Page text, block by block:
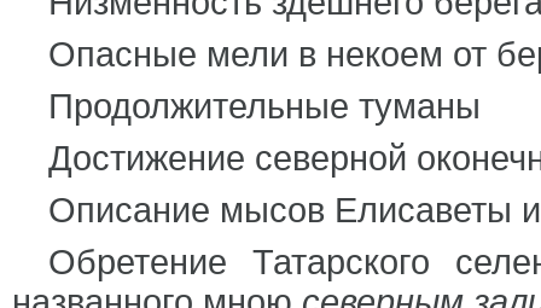
Опасные мели в некоем от
Продолжительные туманы
Достижение северной
Описание мысов Елисаветы
Обретение Татарского